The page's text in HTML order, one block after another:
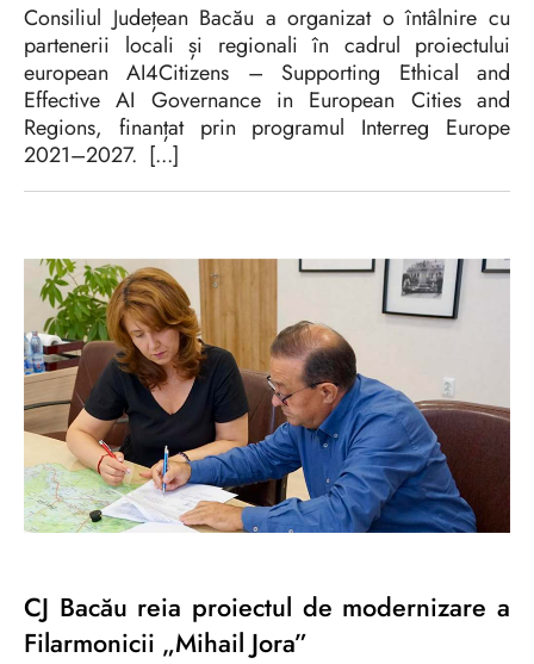
Consiliul Județean Bacău a organizat o întâlnire cu
partenerii locali și regionali în cadrul proiectului
european AI4Citizens – Supporting Ethical and
Effective AI Governance in European Cities and
Regions, finanțat prin programul Interreg Europe
2021–2027. [...]
CJ Bacău reia proiectul de modernizare a
Filarmonicii „Mihail Jora”